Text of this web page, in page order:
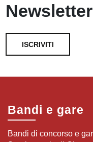
Newsletter
ISCRIVITI
Bandi e gare
Bandi di concorso e